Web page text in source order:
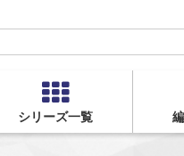
シリーズ一覧